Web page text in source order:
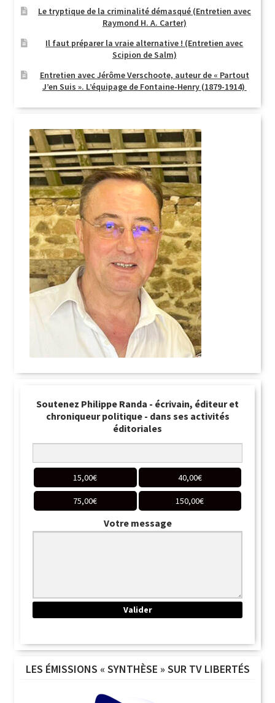
Le tryptique de la criminalité démasqué (Entretien avec
Raymond H. A. Carter)
Il faut préparer la vraie alternative ! (Entretien avec
Scipion de Salm)
Entretien avec Jérôme Verschoote, auteur de « Partout
J’en Suis ». L’équipage de Fontaine-Henry (1879-1914)
Soutenez Philippe Randa - écrivain, éditeur et
chroniqueur politique - dans ses activités
éditoriales
15,00€ 40,00€
75,00€ 150,00€
Votre message
LES ÉMISSIONS « SYNTHÈSE » SUR TV LIBERTÉS